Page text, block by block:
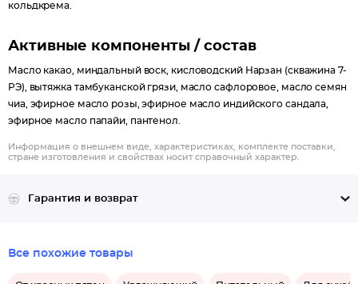
кольдкрема.
Активные компоненты / состав
Масло какао, миндальный воск, кисловодский Нарзан (скважина 7-
РЭ), вытяжка тамбуканской грязи, масло сафлоровое, масло семян
чиа, эфирное масло розы, эфирное масло индийского сандала,
эфирное масло папайи, пантенол.
Информация о внешнем виде, характеристиках, комплекте поставки,
стране изготовления и свойствах носит справочный характер.
Гарантия и возврат
Все похожие товары